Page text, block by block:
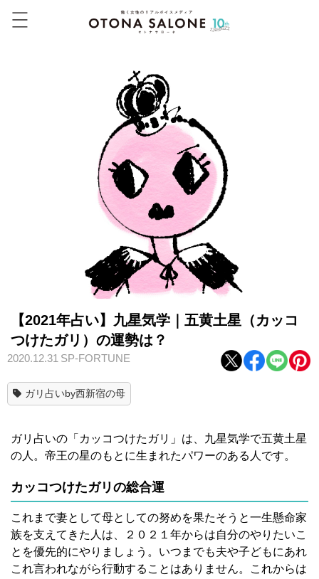
【2021年占い】九星気学｜五黄土星（カッコ
つけたガリ）の運勢は？
2020.12.31 SP-FORTUNE
ガリ占いby西新宿の母
ガリ占いの「カッコつけたガリ」は、九星気学で五黄土星
の人。帝王の星のもとに生まれたパワーのある人です。
カッコつけたガリの総合運
これまで妻として母としての努めを果たそうと一生懸命家
族を支えてきた人は、２０２１年からは自分のやりたいこ
とを優先的にやりましょう。いつまでも夫や子どもにあれ
これ言われながら行動することはありません。これからは